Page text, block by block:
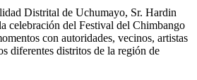
Distrital de Uchumayo, Sr. Hardin
celebración del Festival del Chimbango
con autoridades, vecinos, artistas
diferentes distritos de la región de